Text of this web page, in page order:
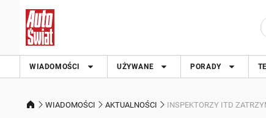
WIADOMOŚCI UŻYWANE PORADY
WIADOMOŚCI AKTUALNOŚCI INSPEKTORZY ITD